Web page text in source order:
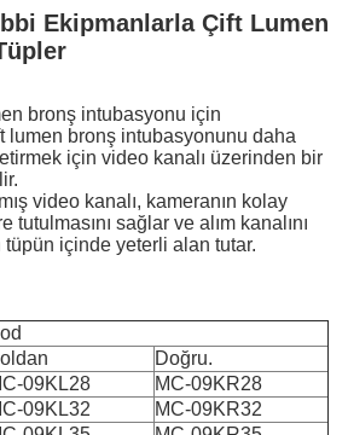
Ekipmanlarla Çift Lumen
bronş intubasyonu için
lumen bronş intubasyonunu daha
için video kanalı üzerinden bir
video kanalı, kameranın kolay
sağlar ve alım kanalını
içinde yeterli alan tutar.
Doğru.
09KL28
MC-09KR28
09KL32
MC-09KR32